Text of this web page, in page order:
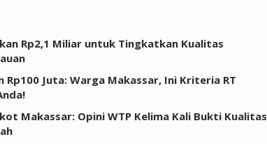
Rp2,1 Miliar untuk Tingkatkan Kualitas
Juta: Warga Makassar, Ini Kriteria RT
Makassar: Opini WTP Kelima Kali Bukti Kualitas